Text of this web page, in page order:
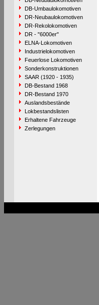
DB-Umbaulokomotiven
DR-Neubaulokomotiven
DR-Rekolokomotiven
DR - "6000er"
ELNA-Lokomotiven
Industrielokomotiven
Feuerlose Lokomotiven
Sonderkonstruktionen
SAAR (1920 - 1935)
DB-Bestand 1968
DR-Bestand 1970
Auslandsbestände
Lokbestandslisten
Erhaltene Fahrzeuge
Zerlegungen